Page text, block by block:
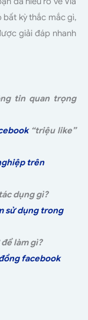
bất kỳ thắc mắc gì,
giải đáp nhanh
tin quan trọng
“triệu like”
trên
dụng gì?
sử dụng trong
làm gì?
facebook